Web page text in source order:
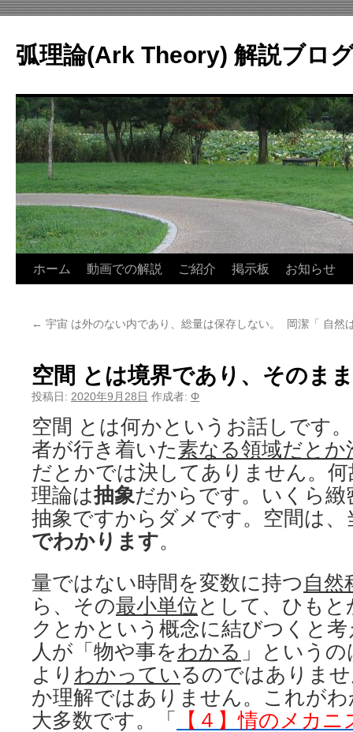
テ
ン
へ
ス
キ
ッ
プ
弧理論(Ark Theory) 解説ブロ
ホーム 動画での解説 ご紹介 掲示板 お知らせ
← 宇宙 は外のない内であり、総量は保存しない。 岡潔「 自然
空間 とは境界であり、そのま
投稿日: 2020年9月28日 作成者: Φ
空間 とは何かというお話しです
者が行き着いた素なる領域だと
だとかでは決してありません。
理論は抽象だからです。いくら
抽象ですからダメです。空間は、
でわかります。
量ではない時間を変数に持つ 自然
ら、その最小単位 として、ひも
クとかという概念に結びつくと
人が「物や事をわかる 」という
より わかっているのではありま
か理解ではありません。これが
大多数です。「
【４】情のメカニ